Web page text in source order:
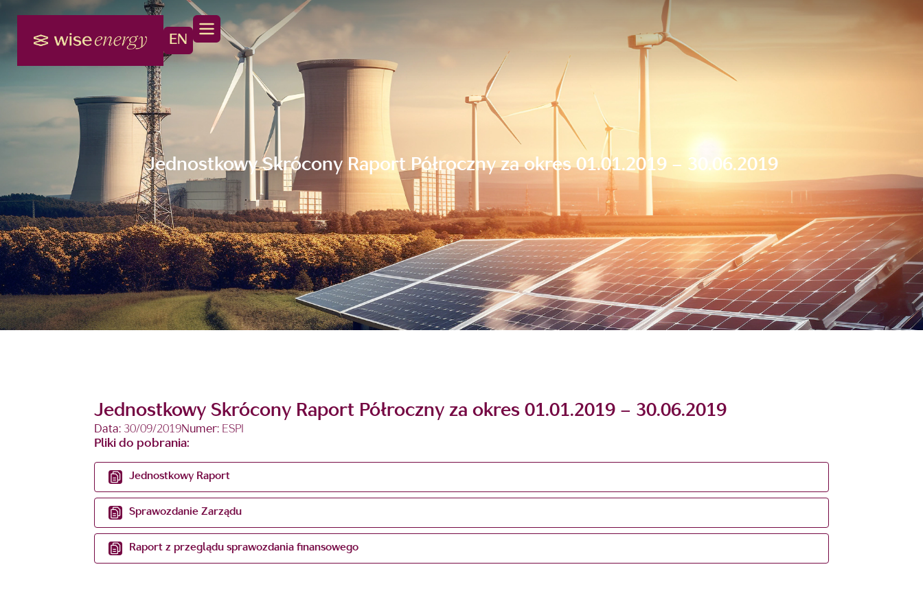
EN
Jednostkowy Skrócony Raport Półroczny za okres 01.01.2019 – 30.06.2019
Jednostkowy Skrócony Raport Półroczny za okres 01.01.2019 – 30.06.2019
Data: 30/09/2019Numer: ESPI
Pliki do pobrania:
Jednostkowy Raport
Sprawozdanie Zarządu
Raport z przeglądu sprawozdania finansowego